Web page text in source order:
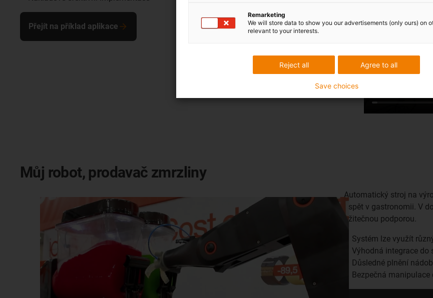
Přejít na příklad aplikace
Můj robot, prodavač zmrzliny
Automatický stroj na
uspět v gastronomii. V
užitečnou podporou.
Systém lze využít
Výhodná integrace
Důsledné plnění nádob
Bezpečná
Remarketing
We will store data to show you our advertisements (only ours) on
relevant to your interests.
Agree to all
Reject all
Save choices